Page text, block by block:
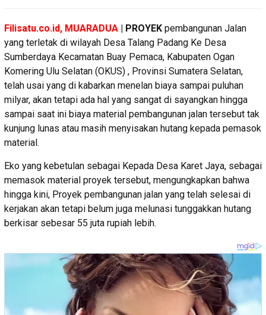
Filisatu.co.id, MUARADUA | PROYEK pembangunan Jalan
yang terletak di wilayah Desa Talang Padang Ke Desa
Sumberdaya Kecamatan Buay Pemaca, Kabupaten Ogan
Komering Ulu Selatan (OKUS) , Provinsi Sumatera Selatan,
telah usai yang di kabarkan menelan biaya sampai puluhan
milyar, akan tetapi ada hal yang sangat di sayangkan hingga
sampai saat ini biaya material pembangunan jalan tersebut tak
kunjung lunas atau masih menyisakan hutang kepada pemasok
material.
Eko yang kebetulan sebagai Kepada Desa Karet Jaya, sebagai
memasok material proyek tersebut, mengungkapkan bahwa
hingga kini, Proyek pembangunan jalan yang telah selesai di
kerjakan akan tetapi belum juga melunasi tunggakkan hutang
berkisar sebesar 55 juta rupiah lebih.